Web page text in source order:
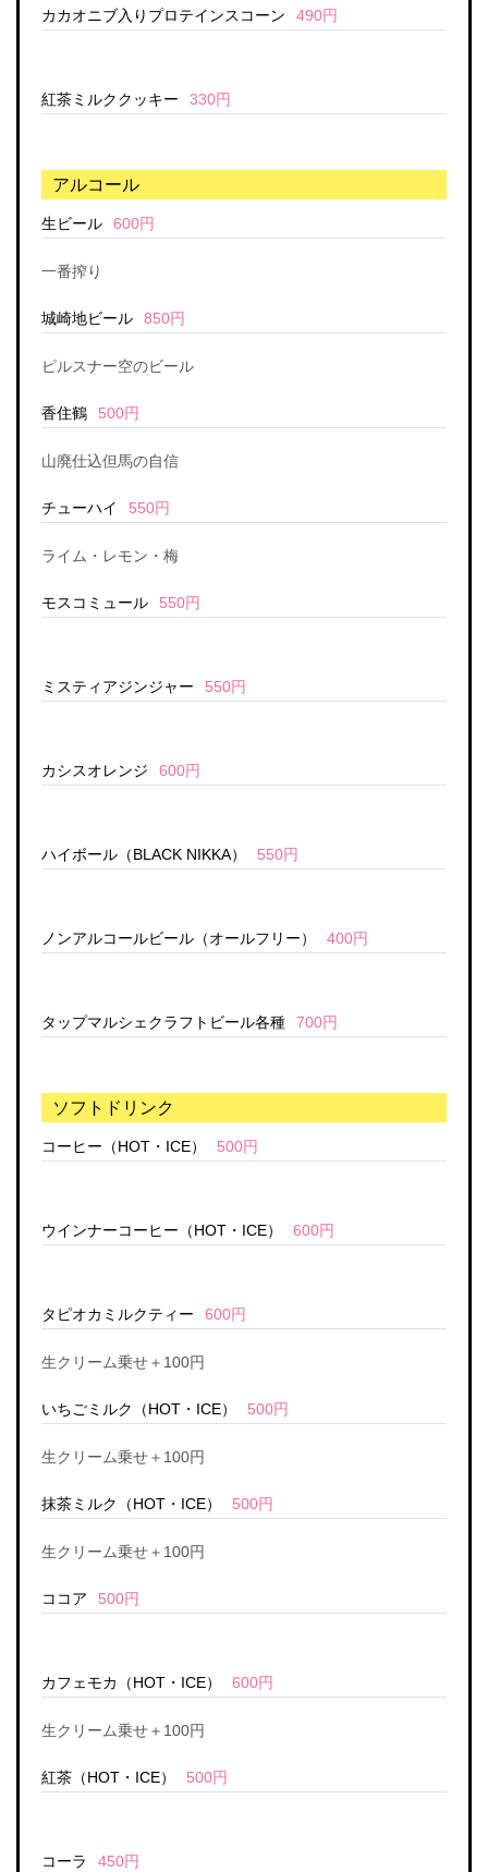
カカオニブ入りプロテインスコーン 490円
紅茶ミルククッキー 330円
アルコール
生ビール 600円
一番搾り
城崎地ビール 850円
ピルスナー空のビール
香住鶴 500円
山廃仕込但馬の自信
チューハイ 550円
ライム・レモン・梅
モスコミュール 550円
ミスティアジンジャー 550円
カシスオレンジ 600円
ハイボール（BLACK NIKKA） 550円
ノンアルコールビール（オールフリー） 400円
タップマルシェクラフトビール各種 700円
ソフトドリンク
コーヒー（HOT・ICE） 500円
ウインナーコーヒー（HOT・ICE） 600円
タピオカミルクティー 600円
生クリーム乗せ＋100円
いちごミルク（HOT・ICE） 500円
生クリーム乗せ＋100円
抹茶ミルク（HOT・ICE） 500円
生クリーム乗せ＋100円
ココア 500円
カフェモカ（HOT・ICE） 600円
生クリーム乗せ＋100円
紅茶（HOT・ICE） 500円
コーラ 450円